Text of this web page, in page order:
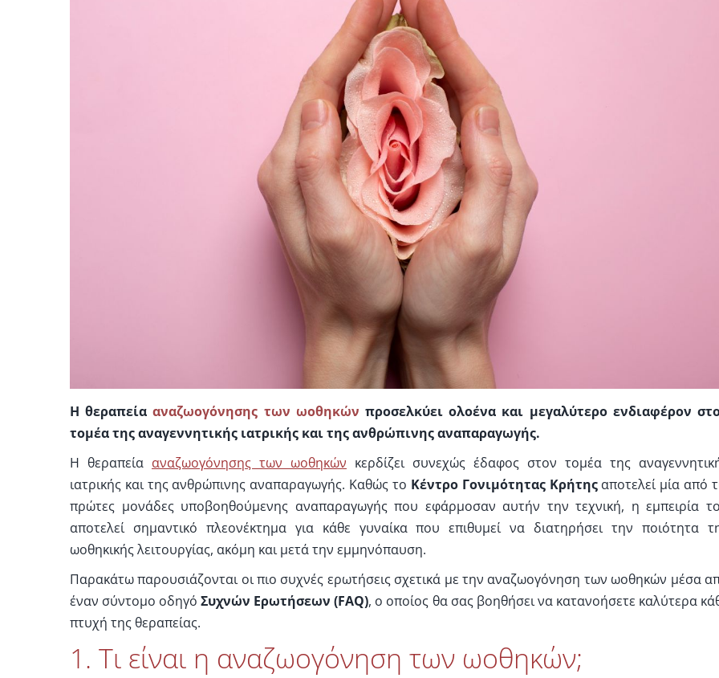
Η θεραπείααναζωογόνησης των ωοθηκών προσελκύει ολοένα και μεγαλύτερο ενδιαφέρον
τομέα της αναγεννητικής ιατρικής και της ανθρώπινης αναπαραγωγής.
Η θεραπεία αναζωογόνησης των ωοθηκών κερδίζει συνεχώς έδαφος στον τομέα της
ιατρικής και της ανθρώπινης αναπαραγωγής. Καθώς το Κέντρο Γονιμότητας Κρήτηςαποτελεί μία από
πρώτες μονάδες υποβοηθούμενης αναπαραγωγής που εφάρμοσαν αυτήν την τεχνική, η εμπειρία
αποτελεί σημαντικό πλεονέκτημα για κάθε γυναίκα που επιθυμεί να διατηρήσει την ποιότητα
ωοθηκικής λειτουργίας, ακόμη και μετά την εμμηνόπαυση.
Παρακάτω παρουσιάζονται οι πιο συχνές ερωτήσεις σχετικά με την αναζωογόνηση των ωοθηκών μέσα
έναν σύντομο οδηγόΣυχνών Ερωτήσεων (FAQ), ο οποίος θα σας βοηθήσει να κατανοήσετε καλύτερα
πτυχή της θεραπείας.
1. Τι είναι η αναζωογόνηση των ωοθηκών;